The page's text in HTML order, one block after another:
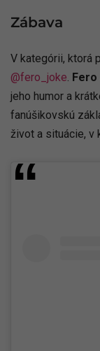
Zábava
V kategórii, ktorá
@fero_joke Fero
jeho humor a
fanúšikovskú
život a situácie, v